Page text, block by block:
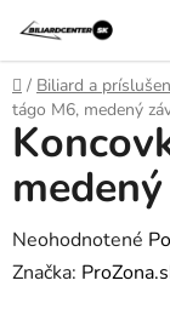
obsah
Domov
/ Biliard a
tágo M6, medený
Priemerné
hodnotenie
Neohodnotené
Značka: